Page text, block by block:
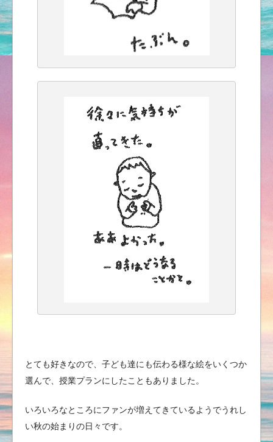
とても好きなので、子ども達にも伝わる様な絵をいくつか
選んで、授業プランにしたこともありました。
いろいろなところにファンが増えてきているようでうれし
い秋の始まりの日々です。